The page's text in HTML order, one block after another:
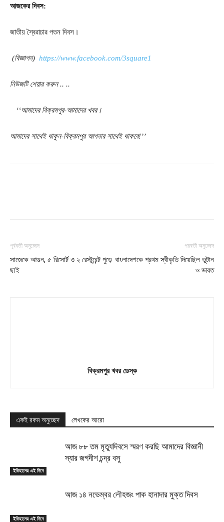
আজকের দিবস:
জাতীয় স্বৈরাচার পতন দিবস।
(বিজ্ঞাপন) https://www.facebook.com/3square1
নিউজটি শেয়ার করুন .. ..
‘‘আমাদের বিক্রমপুর-আমাদের খবর।
আমাদের সাথেই থাকুন-বিক্রমপুর আপনার সাথেই থাকবে!’’
পূর্ববর্তী অনুচ্ছেদ
সাজেকে আগুন, ৫ রিসোর্ট ও ২ রেস্টুরেন্ট পুড়ে
ছাই
পরবর্তী অনুচ্ছেদ
বাংলাদেশকে প্রথম স্বীকৃতি দিয়েছিল ভুটান
ও ভারত
বিক্রমপুর খবর ডেস্ক
একই রকম অনুচ্ছেদ লেখকের আরো
ইতিহাসের এই দিনে
আজ ৮৮ তম মৃত্যুদিবসে স্মরণ করছি আমাদের বিজ্ঞানী
স্যার জগদীশ চন্দ্র বসু
ইতিহাসের এই দিনে
আজ ১৪ নভেম্বর লৌহজং পাক হানাদার মুক্ত দিবস